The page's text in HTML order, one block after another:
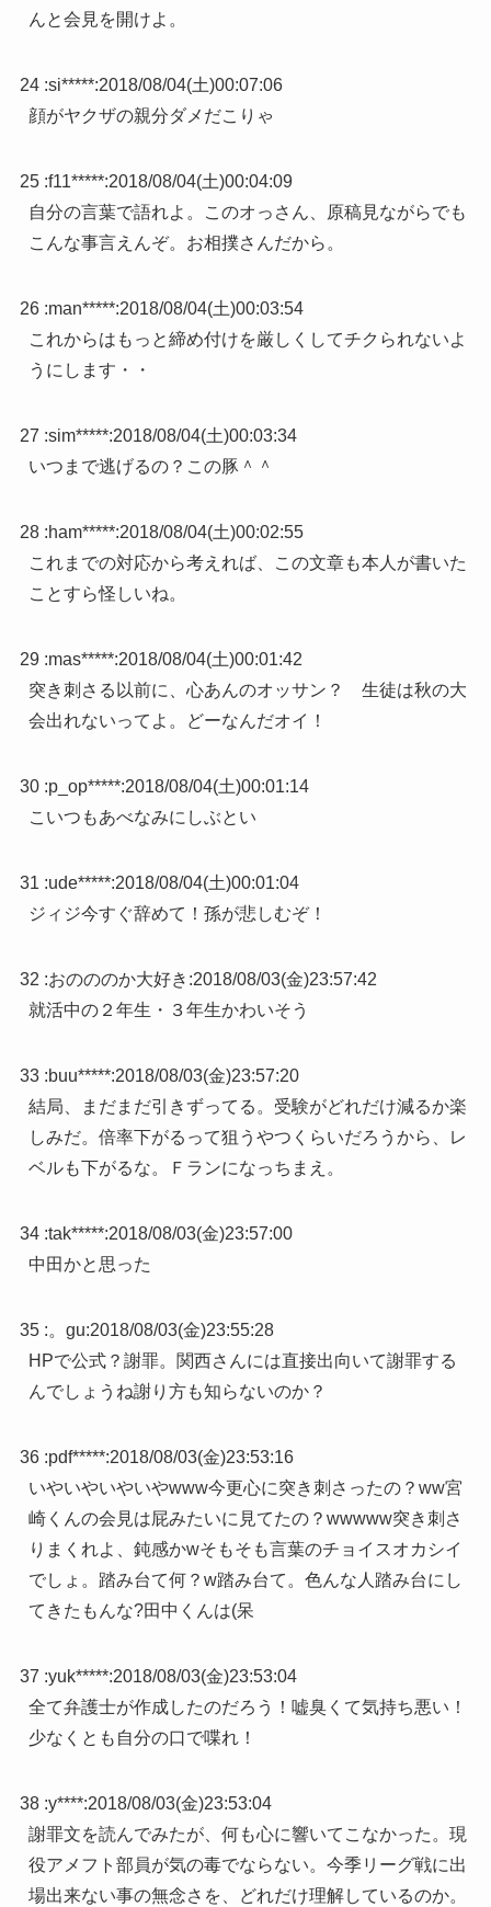
んと会見を開けよ。
24 :si*****:2018/08/04(土)00:07:06
顔がヤクザの親分ダメだこりゃ
25 :f11*****:2018/08/04(土)00:04:09
自分の言葉で語れよ。このオっさん、原稿見ながらでも
こんな事言えんぞ。お相撲さんだから。
26 :man*****:2018/08/04(土)00:03:54
これからはもっと締め付けを厳しくしてチクられないよ
うにします・・
27 :sim*****:2018/08/04(土)00:03:34
いつまで逃げるの？この豚＾＾
28 :ham*****:2018/08/04(土)00:02:55
これまでの対応から考えれば、この文章も本人が書いた
ことすら怪しいね。
29 :mas*****:2018/08/04(土)00:01:42
突き刺さる以前に、心あんのオッサン？ 生徒は秋の大
会出れないってよ。どーなんだオイ！
30 :p_op*****:2018/08/04(土)00:01:14
こいつもあべなみにしぶとい
31 :ude*****:2018/08/04(土)00:01:04
ジィジ今すぐ辞めて！孫が悲しむぞ！
32 :おのののか大好き :2018/08/03(金)23:57:42
就活中の２年生・３年生かわいそう
33 :buu*****:2018/08/03(金)23:57:20
結局、まだまだ引きずってる。受験がどれだけ減るか楽
しみだ。倍率下がるって狙うやつくらいだろうから、レ
ベルも下がるな。Ｆランになっちまえ。
34 :tak*****:2018/08/03(金)23:57:00
中田かと思った
35 :。gu:2018/08/03(金)23:55:28
HPで公式？謝罪。関西さんには直接出向いて謝罪する
んでしょうね謝り方も知らないのか？
36 :pdf*****:2018/08/03(金)23:53:16
いやいやいやいやwww今更心に突き刺さったの？ww宮
崎くんの会見は屁みたいに見てたの？wwwww突き刺さ
りまくれよ、鈍感かwそもそも言葉のチョイスオカシイ
でしょ。踏み台て何？w踏み台て。色んな人踏み台にし
てきたもんな?田中くんは(呆
37 :yuk*****:2018/08/03(金)23:53:04
全て弁護士が作成したのだろう！嘘臭くて気持ち悪い！
少なくとも自分の口で喋れ！
38 :y****:2018/08/03(金)23:53:04
謝罪文を読んでみたが、何も心に響いてこなかった。現
役アメフト部員が気の毒でならない。今季リーグ戦に出
場出来ない事の無念さを、どれだけ理解しているのか。